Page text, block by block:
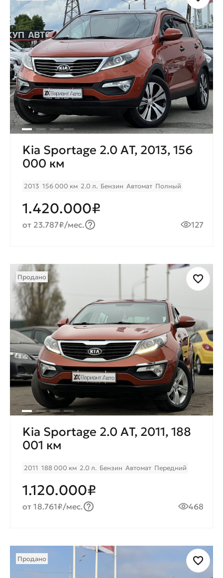
Kia Sportage 2.0 AТ, 2013, 156
000 км
2013 156 000 км 2.0 л. Бензин Автомат Полный
1.420.000₽
от 23.787₽/мес. 127
Продано
Kia Sportage 2.0 AТ, 2011, 188
001 км
2011 188 000 км 2.0 л. Бензин Автомат Передний
1.120.000₽
от 18.761₽/мес. 468
Продано